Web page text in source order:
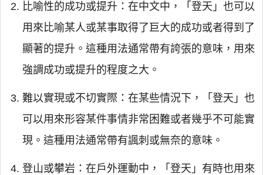
比喻性的成功或提升：在中文中，「登天」也可以
用來比喻某人或某事取得了巨大的成功或者得到了
顯著的提升。這種用法通常帶有誇張的意味，用來
強調成功或提升的程度之大。
難以實現或不切實際：在某些情況下，「登天」也
可以用來形容某件事情非常困難或者幾乎不可能實
現。這種用法通常帶有諷刺或無奈的意味。
登山或攀岩：在戶外運動中，「登天」有時也用來